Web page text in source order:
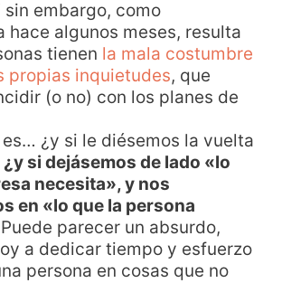
sin embargo, como
hace algunos meses, resulta
tienen la mala costumbre
propias inquietudes, que
(o no) con los planes de
¿y si le diésemos la vuelta
¿y si dejásemos de lado «lo
necesita», y nos
en «lo que la persona
Puede parecer un absurdo,
a dedicar tiempo y esfuerzo
persona en cosas que no